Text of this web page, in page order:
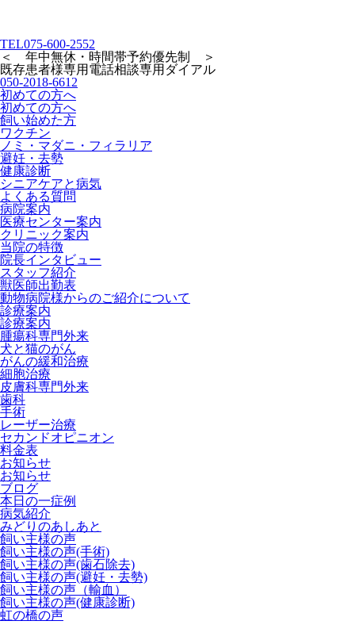
TEL075-600-2552
＜ 年中無休・時間帯予約優先制 ＞
既存患者様専用 電話相談専用ダイアル
050-2018-6612
初めての方へ
初めての方へ
飼い始めた方
ワクチン
ノミ・マダニ・フィラリア
避妊・去勢
健康診断
シニアケアと病気
よくある質問
病院案内
医療センター案内
クリニック案内
当院の特徴
院長インタビュー
スタッフ紹介
獣医師出勤表
動物病院様からのご紹介について
診療案内
診療案内
腫瘍科専門外来
犬と猫のがん
がんの緩和治療
細胞治療
皮膚科専門外来
歯科
手術
レーザー治療
セカンドオピニオン
料金表
お知らせ
お知らせ
ブログ
本日の一症例
病気紹介
みどりのあしあと
飼い主様の声
飼い主様の声(手術)
飼い主様の声(歯石除去)
飼い主様の声(避妊・去勢)
飼い主様の声（輸血）
飼い主様の声(健康診断)
虹の橋の声